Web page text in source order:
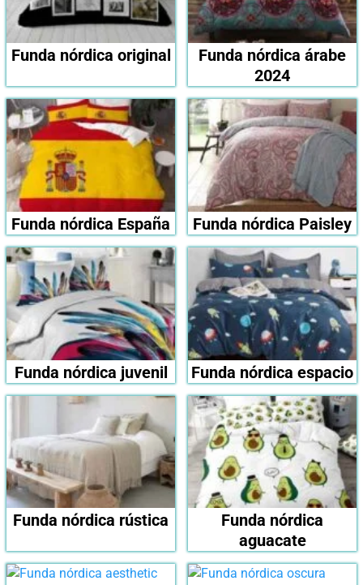
Funda nórdica original
Funda nórdica árabe
2024
Funda nórdica España Funda nórdica Paisley
Funda nórdica juvenil Funda nórdica espacio
Funda nórdica rústica
Funda nórdica
aguacate